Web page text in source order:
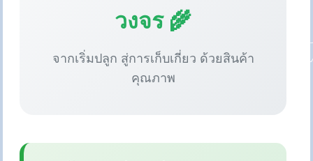
วงจร 🌾
จากเริ่มปลูก สู่การเก็บเกี่ยว ด้วยสินค้า
คุณภาพ